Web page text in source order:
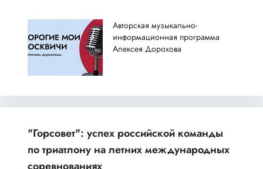
Авторская музыкально-
информационная программа
Алексея Дорохова
"Горсовет": успех российской команды
по триатлону на летних международных